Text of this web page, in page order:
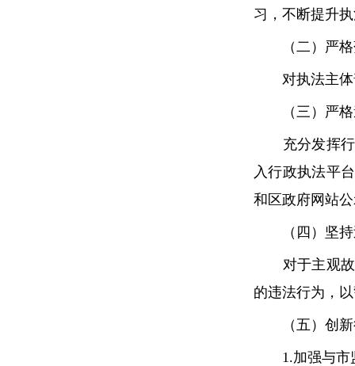
习，不断提升
（二）严格
对执法主体普
（三）严格
充分发挥行
入行政执法平
和区政府网站
（四）坚持
对于主观故
的违法行为，
（五）创新
1.加强与市监